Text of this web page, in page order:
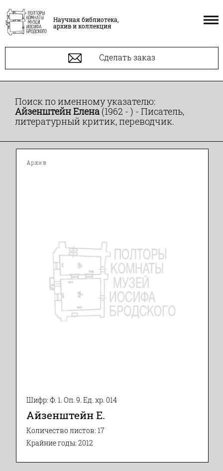
Научная библиотека,
архив и коллекция
Сделать заказ
Поиск по именному указателю:
Айзенштейн Елена (1962 - ) - Писатель,
литературный критик, переводчик.
Архив
Шифр: Ф. 1. Оп. 9. Ед. хр. 014
Айзенштейн Е.
Количество листов: 17
Крайние годы: 2012